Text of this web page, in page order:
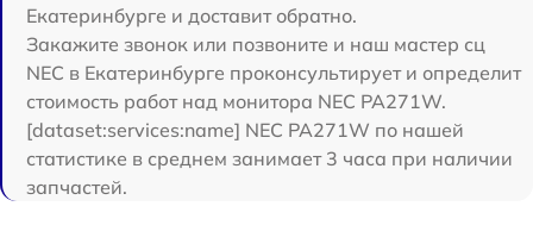
Екатеринбурге и доставит обратно.
Закажите звонок или позвоните и наш мастер сц
NEC в Екатеринбурге проконсультирует и определит
стоимость работ над монитора NEC PA271W.
[dataset:services:name] NEC PA271W по нашей
статистике в среднем занимает 3 часа при наличии
запчастей.